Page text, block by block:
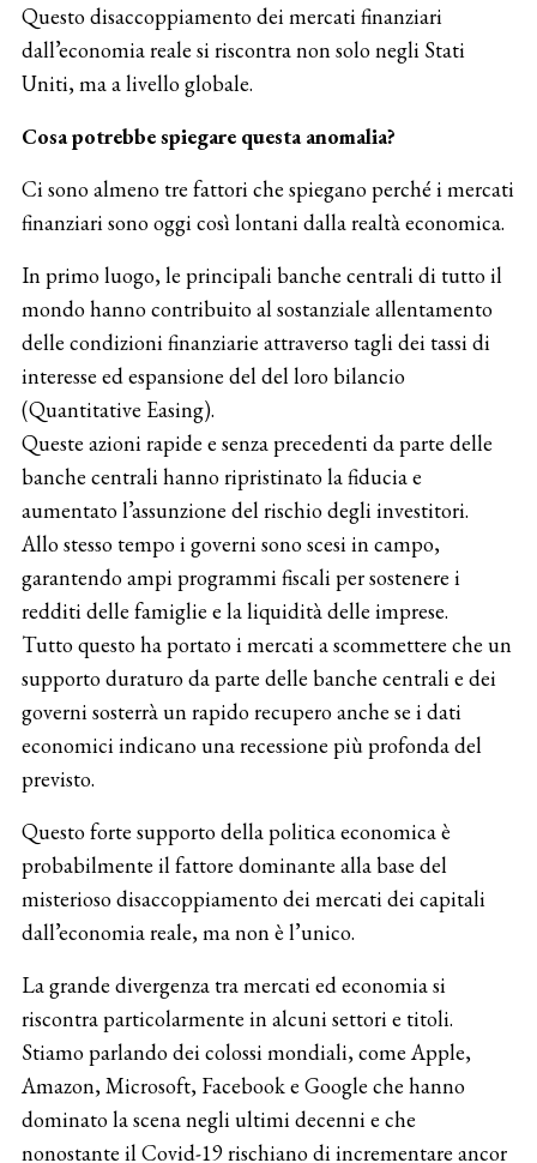
Questo disaccoppiamento dei mercati finanziari
dall’economia reale si riscontra non solo negli Stati
Uniti, ma a livello globale.
Cosa potrebbe spiegare questa anomalia?
Ci sono almeno tre fattori che spiegano perché i mercati
finanziari sono oggi così lontani dalla realtà economica.
In primo luogo, le principali banche centrali di tutto il
mondo hanno contribuito al sostanziale allentamento
delle condizioni finanziarie attraverso tagli dei tassi di
interesse ed espansione del del loro bilancio
(Quantitative Easing).
Queste azioni rapide e senza precedenti da parte delle
banche centrali hanno ripristinato la fiducia e
aumentato l’assunzione del rischio degli investitori.
Allo stesso tempo i governi sono scesi in campo,
garantendo ampi programmi fiscali per sostenere i
redditi delle famiglie e la liquidità delle imprese.
Tutto questo ha portato i mercati a scommettere che un
supporto duraturo da parte delle banche centrali e dei
governi sosterrà un rapido recupero anche se i dati
economici indicano una recessione più profonda del
previsto.
Questo forte supporto della politica economica è
probabilmente il fattore dominante alla base del
misterioso disaccoppiamento dei mercati dei capitali
dall’economia reale, ma non è l’unico.
La grande divergenza tra mercati ed economia si
riscontra particolarmente in alcuni settori e titoli.
Stiamo parlando dei colossi mondiali, come Apple,
Amazon, Microsoft, Facebook e Google che hanno
dominato la scena negli ultimi decenni e che
nonostante il Covid-19 rischiano di incrementare ancor